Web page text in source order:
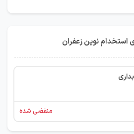
استخدام نوین زعفران
منقضی شده